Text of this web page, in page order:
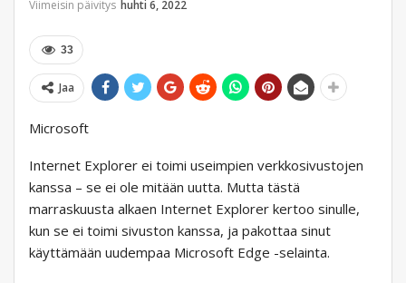
Viimeisin päivitys huhti 6, 2022
33
Jaa
Microsoft
Internet Explorer ei toimi useimpien verkkosivustojen
kanssa – se ei ole mitään uutta. Mutta tästä
marraskuusta alkaen Internet Explorer kertoo sinulle,
kun se ei toimi sivuston kanssa, ja pakottaa sinut
käyttämään uudempaa Microsoft Edge -selainta.